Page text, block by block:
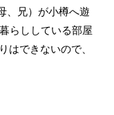
、兄）が小樽へ遊
らししている部屋
はできないので、